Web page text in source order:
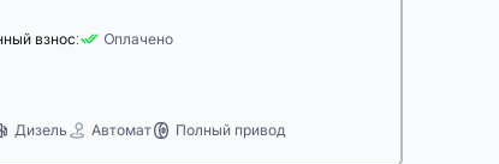
взнос: Oплачено
Дизель Автомат Полный привод